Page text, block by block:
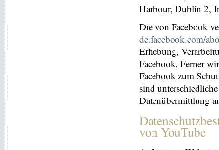
Harbour, Dublin 2,
Die von Facebook
de.facebook.com/
Erhebung,
Facebook. Ferner
Facebook zum
sind
Datenübermittlung
von YouTube